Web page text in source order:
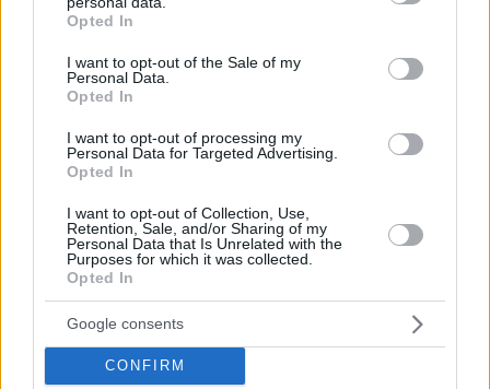
grant or deny consent to Google and its third-party tags to
use your data for below specified purposes in below Google
consent section.
Opted In
I want to opt-out of the Sale of my
Personal Data.
Opted In
I want to opt-out of processing my
Personal Data for Targeted Advertising.
Opted In
I want to opt-out of Collection, Use,
Retention, Sale, and/or Sharing of my
Personal Data that Is Unrelated with the
Purposes for which it was collected.
Opted In
Google consents
CONFIRM
ΤΑ ΠΙΟ ΔΗΜΟΦΙΛΗ